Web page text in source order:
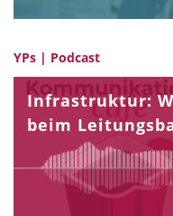
YPs | Podcast
Infrastruktur:
beim